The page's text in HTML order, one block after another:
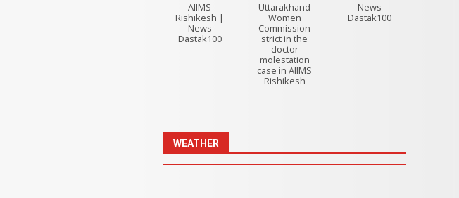
AIIMS
Rishikesh |
News
Dastak100
Uttarakhand
Women
Commission
strict in the
doctor
molestation
case in AIIMS
Rishikesh
News
Dastak100
WEATHER